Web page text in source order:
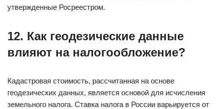
утвержденные Росреестром.
12. Как геодезические данные
влияют на налогообложение?
Кадастровая стоимость, рассчитанная на основе
геодезических данных, является основой для исчисления
земельного налога. Ставка налога в России варьируется от